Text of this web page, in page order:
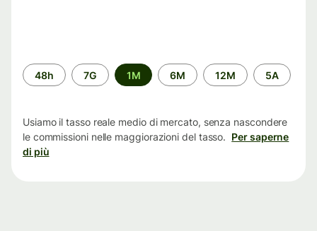
Periodo
di
48h 7G 1M 6M 12M 5A
Usiamo il tasso reale medio di mercato, senza nascondere
le commissioni nelle maggiorazioni del tasso. Per saperne
di più